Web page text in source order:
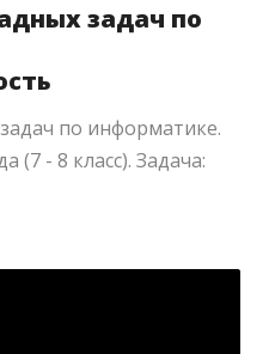
задач по
по информатике.
(7 - 8 класс). Задача: